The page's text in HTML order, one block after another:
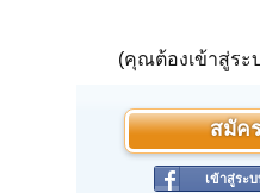
(คุณต้องเข้าสู่ระ
สมัค
เข้าสู่ระ